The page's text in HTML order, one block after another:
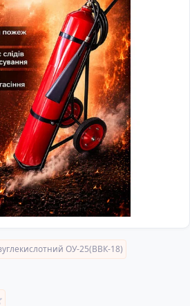
ОУ-25(ВВК-18)